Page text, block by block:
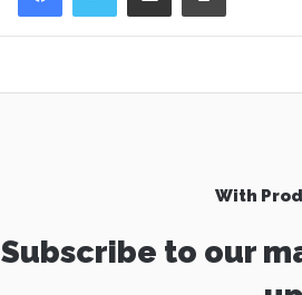
With
Subscribe to our